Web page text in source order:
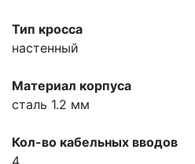
Тип кросса
настенный
Материал корпуса
сталь 1.2 мм
Кол-во кабельных вводов
4